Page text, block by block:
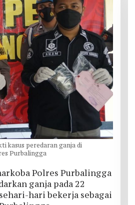
kasus peredaran ganja di
Purbalingga
Polres Purbalingga
ganja pada 22
hari bekerja sebagai